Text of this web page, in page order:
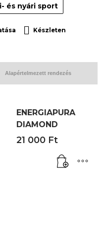
és nyári sport
Készleten
ENERGIAPURA
DIAMOND
21 000 Ft